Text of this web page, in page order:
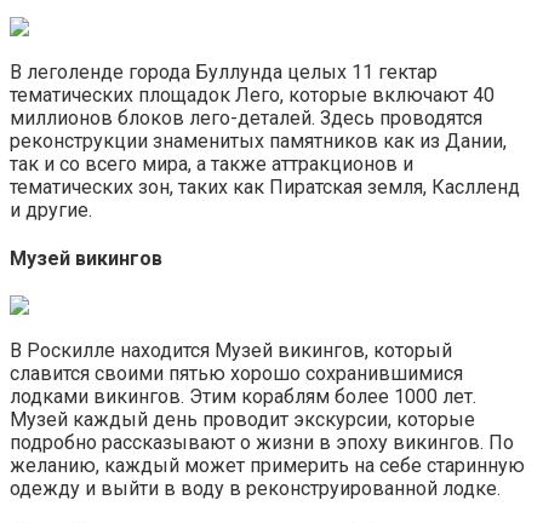
В леголенде города Буллунда целых 11 гектар
тематических площадок Лего, которые включают 40
миллионов блоков лего-деталей. Здесь проводятся
реконструкции знаменитых памятников как из Дании,
так и со всего мира, а также аттракционов и
тематических зон, таких как Пиратская земля, Каслленд
и другие.
Музей викингов
В Роскилле находится Музей викингов, который
славится своими пятью хорошо сохранившимися
лодками викингов. Этим кораблям более 1000 лет.
Музей каждый день проводит экскурсии, которые
подробно рассказывают о жизни в эпоху викингов. По
желанию, каждый может примерить на себе старинную
одежду и выйти в воду в реконструированной лодке.